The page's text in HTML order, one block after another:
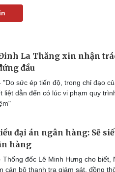
La Thăng xin nhận
đầu
"Do sức ép tiến độ, trong chỉ đạo
liệt dẫn đến có lúc vi phạm quy
đại án ngân hàng: Sẽ
hàng
Thống đốc Lê Minh Hưng cho biết,
cán bộ thanh tra giám sát, đồng